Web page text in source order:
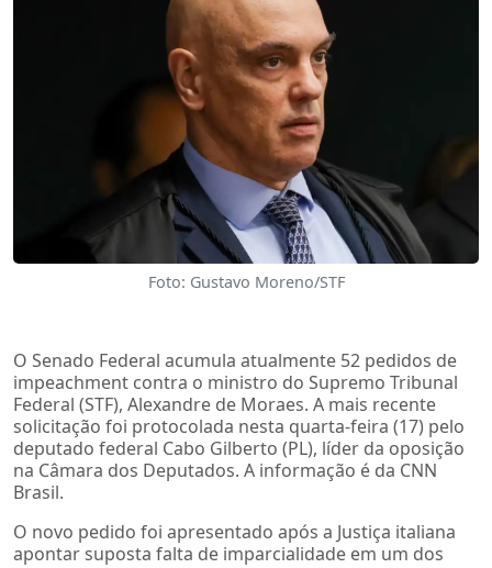
Foto: Gustavo Moreno/STF
O Senado Federal acumula atualmente 52 pedidos de
impeachment contra o ministro do Supremo Tribunal
Federal (STF), Alexandre de Moraes. A mais recente
solicitação foi protocolada nesta quarta-feira (17) pelo
deputado federal Cabo Gilberto (PL), líder da oposição
na Câmara dos Deputados. A informação é da CNN
Brasil.
O novo pedido foi apresentado após a Justiça italiana
apontar suposta falta de imparcialidade em um dos